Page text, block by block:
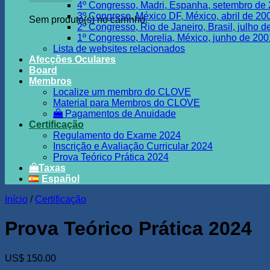
Sem produto(s) no carrinho.
4º Congresso, Madri, Espanha, setembro de
3º Congreso, México DF, México, abril de
2º Congresso, Rio de Janeiro, Brasil, julho
1º Congresso, Morelia, México, junho de
Lista de websites relacionados
Afecções Oculares
Board
Membros
Localize um membro do CLOVE
Material para Membros do CLOVE
Pagamentos de Anuidade
Certificação
Regulamento do Exame 2024
Inscrição e Avaliação Curricular 2024
Prova Teórico Prática 2024
Taxas
Español
Início / Certificação
Prova Teórico Prática 2024
US$ 150.00